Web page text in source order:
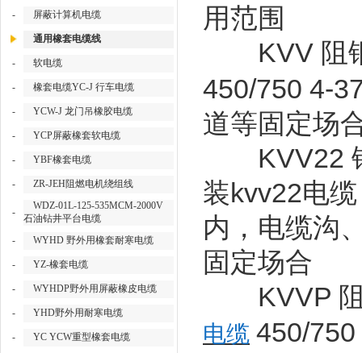
- 屏蔽计算机电缆
通用橡套电缆线
- 软电缆
- 橡套电缆YC-J 行车电缆
- YCW-J 龙门吊橡胶电缆
- YCP屏蔽橡套软电缆
- YBF橡套电缆
- ZR-JEH阻燃电机绕组线
-
WDZ-01L-125-535MCM-2000V
石油钻井平台电缆
-
WYHD 野外用橡套耐寒电缆
- YZ-橡套电缆
- WYHDP野外用屏蔽橡皮电缆
- YHD野外用耐寒电缆
- YC YCW重型橡套电缆
用范围
KVV 阻
450/750 4-
道等固定场
KVV22
装kvv22电
内，电缆沟
固定场合
KVVP
电缆 450/